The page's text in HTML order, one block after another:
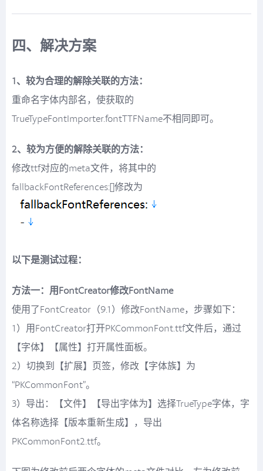
四、解决方案
1、较为合理的解除关联的方法：
重命名字体内部名，使获取的
TrueTypeFontImporter.fontTTFName不相同即可。
2、较为方便的解除关联的方法：
修改ttf对应的meta文件，将其中的
fallbackFontReferences:[]修改为
以下是测试过程：
方法一：用FontCreator修改FontName
使用了FontCreator（9.1）修改FontName，步骤如下：
1）用FontCreator打开PKCommonFont.ttf文件后，通过
【字体】【属性】打开属性面板。
2）切换到【扩展】页签，修改【字体族】为
“PKCommonFont”。
3）导出：【文件】【导出字体为】选择TrueType字体，字
体名称选择【版本重新生成】，导出
PKCommonFont2.ttf。